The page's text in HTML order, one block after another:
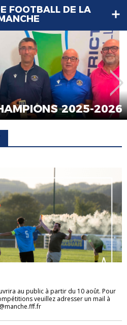
FOOTBALL DE LA
2025-2026
au public à partir du 10 août. Pour
veuillez adresser un mail à